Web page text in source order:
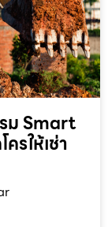
ม Smart
รให้เช่า